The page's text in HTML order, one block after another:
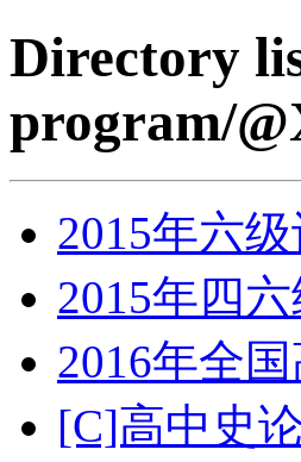
Directory
program/
2015年六
2015年四
2016年全
[C]高中史